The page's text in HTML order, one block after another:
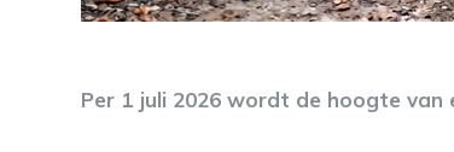
Per 1 juli 2026 wordt de hoogte